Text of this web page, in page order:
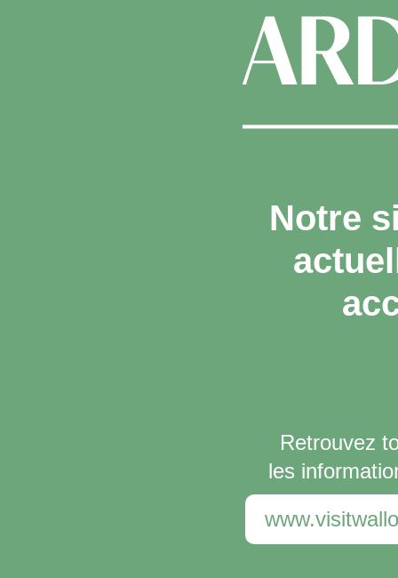
Notre
Retrouvez
les